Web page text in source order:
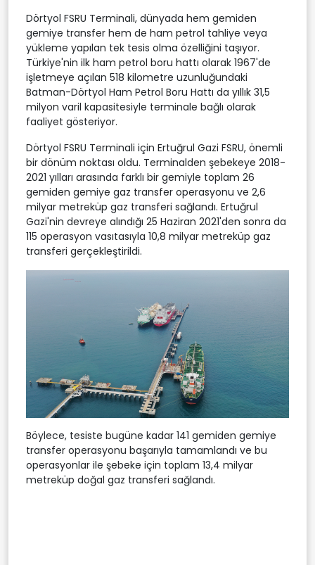
Dörtyol FSRU Terminali, dünyada hem gemiden
gemiye transfer hem de ham petrol tahliye veya
yükleme yapılan tek tesis olma özelliğini taşıyor.
Türkiye'nin ilk ham petrol boru hattı olarak 1967'de
işletmeye açılan 518 kilometre uzunluğundaki
Batman-Dörtyol Ham Petrol Boru Hattı da yıllık 31,5
milyon varil kapasitesiyle terminale bağlı olarak
faaliyet gösteriyor.
Dörtyol FSRU Terminali için Ertuğrul Gazi FSRU, önemli
bir dönüm noktası oldu. Terminalden şebekeye 2018-
2021 yılları arasında farklı bir gemiyle toplam 26
gemiden gemiye gaz transfer operasyonu ve 2,6
milyar metreküp gaz transferi sağlandı. Ertuğrul
Gazi'nin devreye alındığı 25 Haziran 2021'den sonra da
115 operasyon vasıtasıyla 10,8 milyar metreküp gaz
transferi gerçekleştirildi.
Böylece, tesiste bugüne kadar 141 gemiden gemiye
transfer operasyonu başarıyla tamamlandı ve bu
operasyonlar ile şebeke için toplam 13,4 milyar
metreküp doğal gaz transferi sağlandı.